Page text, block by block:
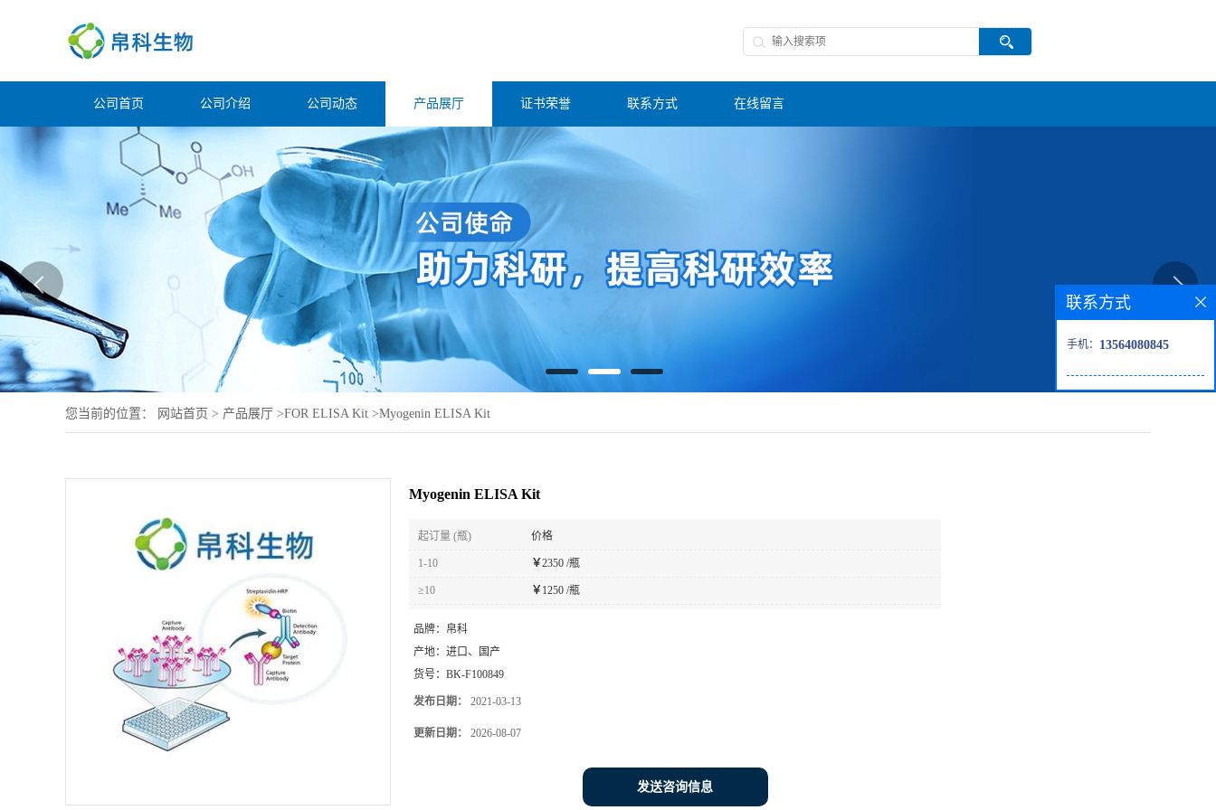
公司首页 公司介绍 公司动态 产品展厅 证书荣誉 联系方式 在线留言
您当前的位置： 网站首页 > 产品展厅 >FOR ELISA Kit >Myogenin ELISA Kit
Myogenin ELISA Kit
起订量 (瓶) 价格
1-10 ￥2350 /瓶
≥10 ￥1250 /瓶
品牌： 帛科
产地： 进口、国产
货号： BK-F100849
发布日期： 2021-03-13
更新日期： 2026-08-07
发送咨询信息
联系方式
手机： 13564080845